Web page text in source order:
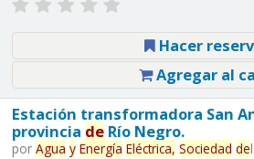
Hacer
Agregar al
Estación transformadora San
provincia deRío Negro.
por Agua y Energía Eléctrica, Sociedad del